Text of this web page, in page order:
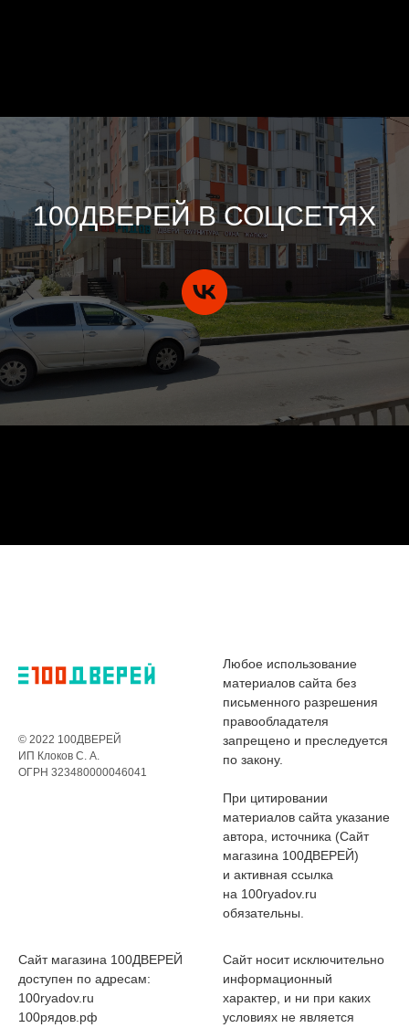
100ДВЕРЕЙ В СОЦСЕТЯХ
© 2022 100ДВЕРЕЙ
ИП Клоков С. А.
ОГРН 323480000046041
Любое использование
материалов сайта без
письменного разрешения
правообладателя
запрещено и преследуется
по закону.
При цитировании
материалов сайта указание
автора, источника (Сайт
магазина 100ДВЕРЕЙ)
и активная ссылка
на 100ryadov.ru
обязательны.
Сайт магазина 100ДВЕРЕЙ
доступен по адресам:
100ryadov.ru
100рядов.рф
Сайт носит исключительно
информационный
характер, и ни при каких
условиях не является